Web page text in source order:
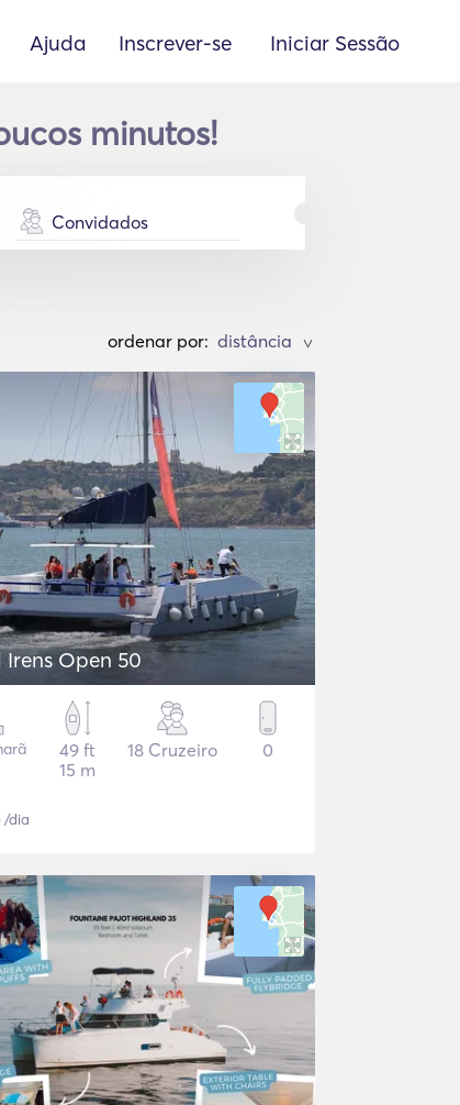
Ajuda Inscrever-se Iniciar Sessão
minutos!
Convidados
ordenar por: >
Irens Open 50
49 ft
15 m
18 Cruzeiro 0
/dia